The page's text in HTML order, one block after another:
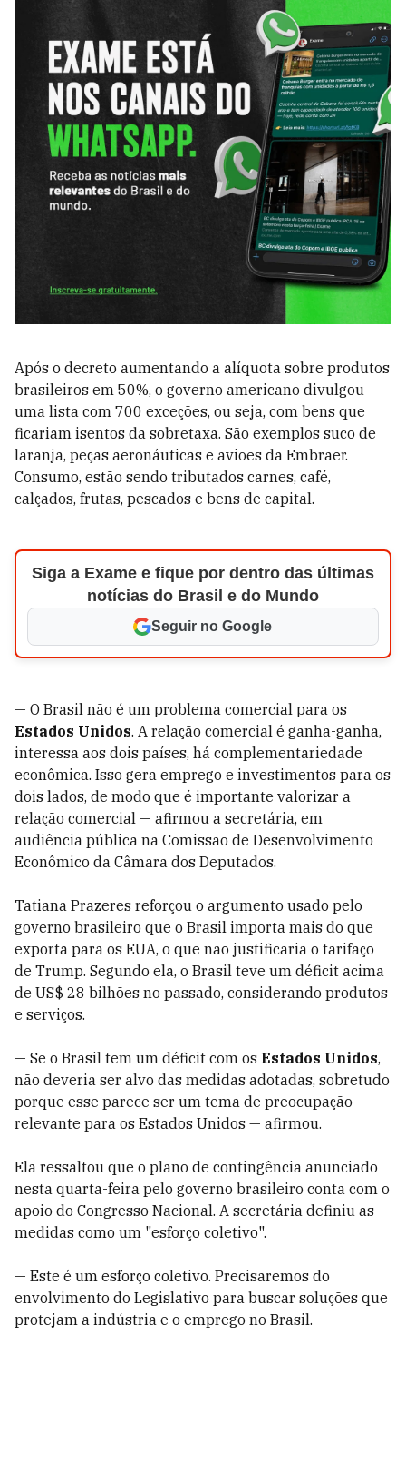
Após o decreto aumentando a alíquota sobre produtos
brasileiros em 50%, o governo americano divulgou
uma lista com 700 exceções, ou seja, com bens que
ficariam isentos da sobretaxa. São exemplos suco de
laranja, peças aeronáuticas e aviões da Embraer.
Consumo, estão sendo tributados carnes, café,
calçados, frutas, pescados e bens de capital.
Siga a Exame e fique por dentro das últimas
notícias do Brasil e do Mundo
Seguir no Google
— O Brasil não é um problema comercial para os
Estados Unidos. A relação comercial é ganha-ganha,
interessa aos dois países, há complementariedade
econômica. Isso gera emprego e investimentos para os
dois lados, de modo que é importante valorizar a
relação comercial — afirmou a secretária, em
audiência pública na Comissão de Desenvolvimento
Econômico da Câmara dos Deputados.
Tatiana Prazeres reforçou o argumento usado pelo
governo brasileiro que o Brasil importa mais do que
exporta para os EUA, o que não justificaria o tarifaço
de Trump. Segundo ela, o Brasil teve um déficit acima
de US$ 28 bilhões no passado, considerando produtos
e serviços.
— Se o Brasil tem um déficit com os Estados Unidos,
não deveria ser alvo das medidas adotadas, sobretudo
porque esse parece ser um tema de preocupação
relevante para os Estados Unidos — afirmou.
Ela ressaltou que o plano de contingência anunciado
nesta quarta-feira pelo governo brasileiro conta com o
apoio do Congresso Nacional. A secretária definiu as
medidas como um "esforço coletivo".
— Este é um esforço coletivo. Precisaremos do
envolvimento do Legislativo para buscar soluções que
protejam a indústria e o emprego no Brasil.